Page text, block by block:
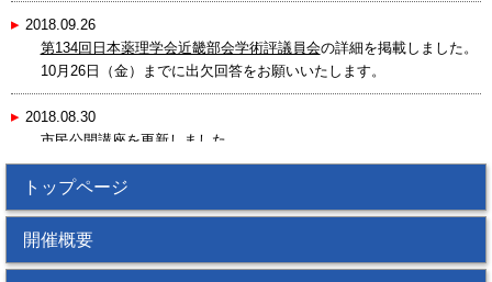
▸ 2018.09.26
第134回日本薬理学会近畿部会学術評議員会の詳細を掲載しました。
10月26日（金）までに出欠回答をお願いいたします。
▸ 2018.08.30
市民公開講座を更新しました。
2018.08.29
JPS Onlineシステム休止について
9月3日（月）17：00～18：00
トップページ
開催概要